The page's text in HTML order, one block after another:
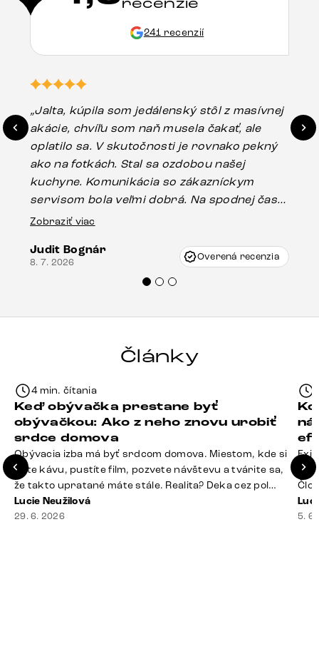
241 recenzií
„Jalta, kúpila som jedálenský stôl z masívnej
akácie, chvíľu som naň musela čakať, ale
oplatilo sa. V skutočnosti je rovnako pekný
ako na fotkách. Stal sa ozdobou našej
kuchyne. Komunikácia so zákazníckym
servisom bola veľmi dobrá. Na spodnej časti
stola bolo malé poškodenie, pravdepodobne
Vincze pri riešení mojej záležitosti pristúpili
veľmi korektne. Odporúčam produkty Delife
Zobraziť viac
Judit Bognár
8. 7. 2026 Overená recenzia
Články
4 min. čítania
Keď obývačka prestane byť
obývačkou: Ako z neho znovu urobiť
srdce domova
Obývacia izba má byť srdcom domova. Miestom, kde si
dáte kávu, pustíte film, pozvete návštevu a tvárite sa,
že takto upratané máte stále. Realita? Deka cez pol
sedačky, ovládač záhadne zmizol, konferenčný stolík
slúži ako odkladisko všetkého od účteniek po balzam
Lucie Neužilová
29. 6. 2026
si
5.